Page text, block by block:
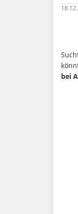
bei